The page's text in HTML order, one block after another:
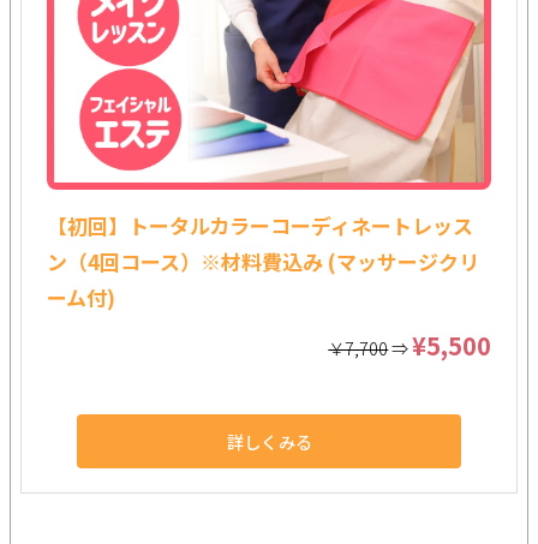
【初回】トータルカラーコーディネートレッス
ン（4回コース）※材料費込み (マッサージクリ
ーム付)
￥7,700⇒¥5,500
詳しくみる